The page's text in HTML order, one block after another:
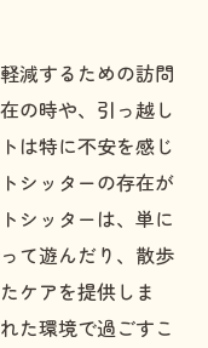
減するための訪問
の時や、引っ越し
は特に不安を感じ
シッターの存在が
シッターは、単に
て遊んだり、散歩
ケアを提供しま
た環境で過ごすこ